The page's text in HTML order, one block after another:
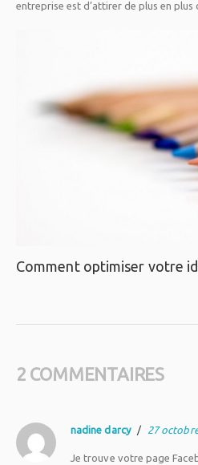
entreprise est d’attirer de plus en plus
Comment optimiser votre
2 COMMENTAIRES
nadine darcy / 27
Je trouve votre page